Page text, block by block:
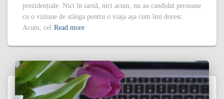
prezidențiale. Nici în iarnă, nici acum, nu au candidat persoane
cu o viziune de stânga pentru o viața așa cum îmi doresc.
Acum, cel Read more